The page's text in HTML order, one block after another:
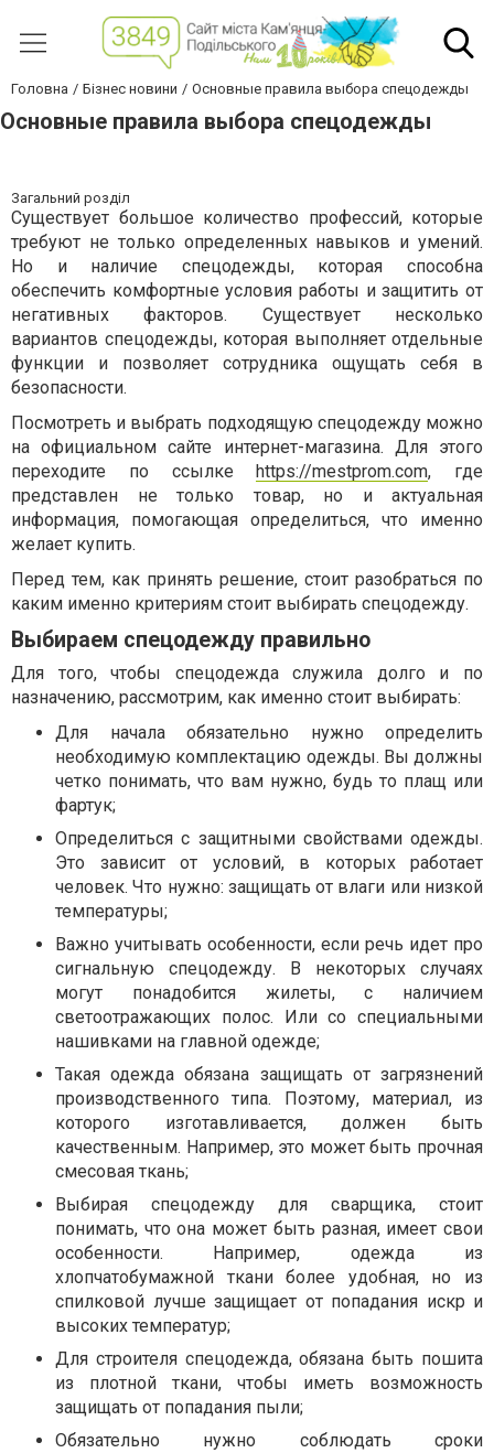
Головна Бізнес новини Основные правила выбора спецодежды
Основные правила выбора спецодежды
Загальний розділ
Существует большое количество профессий, которые
требуют не только определенных навыков и умений.
Но и наличие спецодежды, которая способна
обеспечить комфортные условия работы и защитить от
негативных факторов. Существует несколько
вариантов спецодежды, которая выполняет отдельные
функции и позволяет сотрудника ощущать себя в
безопасности.
Посмотреть и выбрать подходящую спецодежду можно
на официальном сайте интернет-магазина. Для этого
переходите по ссылкеhttps://mestprom.com, где
представлен не только товар, но и актуальная
информация, помогающая определиться, что именно
желает купить.
Перед тем, как принять решение, стоит разобраться по
каким именно критериям стоит выбирать спецодежду.
Выбираем спецодежду правильно
Для того, чтобы спецодежда служила долго и по
назначению, рассмотрим, как именно стоит выбирать:
Для начала обязательно нужно определить
необходимую комплектацию одежды. Вы должны
четко понимать, что вам нужно, будь то плащ или
фартук;
Определиться с защитными свойствами одежды.
Это зависит от условий, в которых работает
человек. Что нужно: защищать от влаги или низкой
температуры;
Важно учитывать особенности, если речь идет про
сигнальную спецодежду. В некоторых случаях
могут понадобится жилеты, с наличием
светоотражающих полос. Или со специальными
нашивками на главной одежде;
Такая одежда обязана защищать от загрязнений
производственного типа. Поэтому, материал, из
которого изготавливается, должен быть
качественным. Например, это может быть прочная
смесовая ткань;
Выбирая спецодежду для сварщика, стоит
понимать, что она может быть разная, имеет свои
особенности. Например, одежда из
хлопчатобумажной ткани более удобная, но из
спилковой лучше защищает от попадания искр и
высоких температур;
Для строителя спецодежда, обязана быть пошита
из плотной ткани, чтобы иметь возможность
защищать от попадания пыли;
Обязательно нужно соблюдать сроки